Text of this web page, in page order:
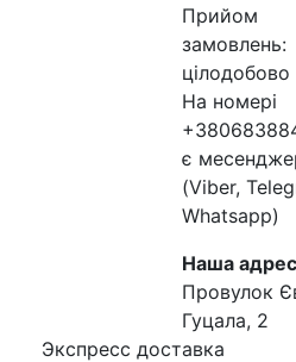
Прийом
замовлень:
цілодобово
На номері
є
(Viber,
Whatsapp)
Наша
Провулок
Гуцала, 2
Экспресс доставка